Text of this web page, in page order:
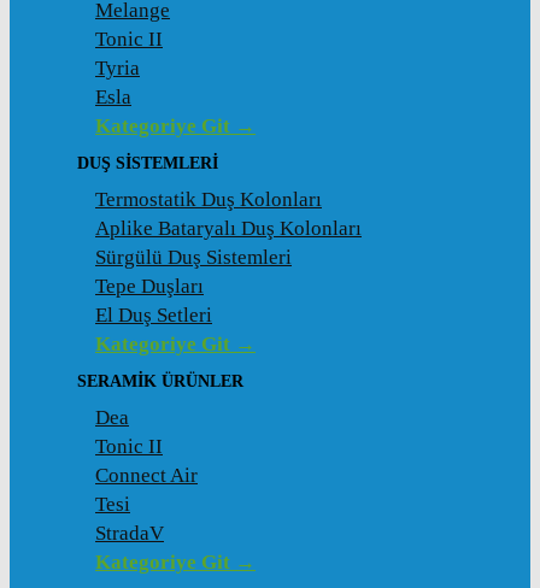
Melange
Tonic II
Tyria
Esla
Kategoriye Git →
DUŞ SISTEMLERI
Termostatik Duş Kolonları
Aplike Bataryalı Duş Kolonları
Sürgülü Duş Sistemleri
Tepe Duşları
El Duş Setleri
Kategoriye Git →
SERAMIK ÜRÜNLER
Dea
Tonic II
Connect Air
Tesi
StradaV
Kategoriye Git →